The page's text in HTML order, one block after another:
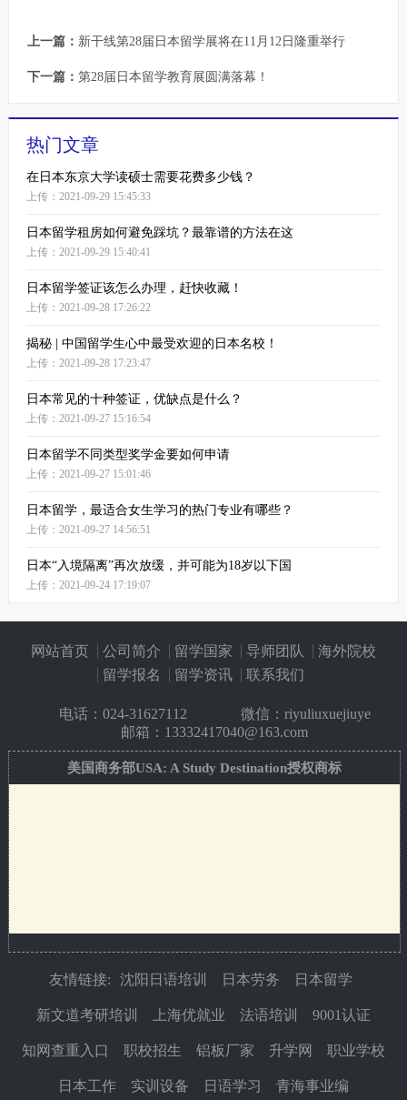
上一篇： 新干线第28届日本留学展将在11月12日隆重举行
下一篇： 第28届日本留学教育展圆满落幕！
热门文章
在日本东京大学读硕士需要花费多少钱？
上传：2021-09-29 15:45:33
日本留学租房如何避免踩坑？最靠谱的方法在这
上传：2021-09-29 15:40:41
日本留学签证该怎么办理，赶快收藏！
上传：2021-09-28 17:26:22
揭秘 | 中国留学生心中最受欢迎的日本名校！
上传：2021-09-28 17:23:47
日本常见的十种签证，优缺点是什么？
上传：2021-09-27 15:16:54
日本留学不同类型奖学金要如何申请
上传：2021-09-27 15:01:46
日本留学，最适合女生学习的热门专业有哪些？
上传：2021-09-27 14:56:51
日本“入境隔离”再次放缓，并可能为18岁以下国
上传：2021-09-24 17:19:07
网站首页 公司简介 留学国家 导师团队
海外院校
留学报名
留学资讯 联系我们
电话： 024-31627112
微信：riyuliuxuejiuye
邮箱：13332417040@163.com
美国商务部USA: A Study Destination授权商标
友情链接: 沈阳日语培训 日本劳务 日本留学
新文道考研培训 上海优就业 法语培训 9001认证
知网查重入口 职校招生 铝板厂家 升学网 职业学校
日本工作 实训设备 日语学习 青海事业编